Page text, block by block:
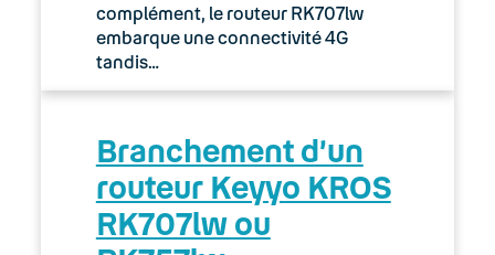
Modes d’emploi
Fonctionnalités
Webmail Keyyo
complément, le routeur RK707lw
embarque une connectivité 4G
tandis…
Branchement d’un
routeur Keyyo KROS
RK707lw ou